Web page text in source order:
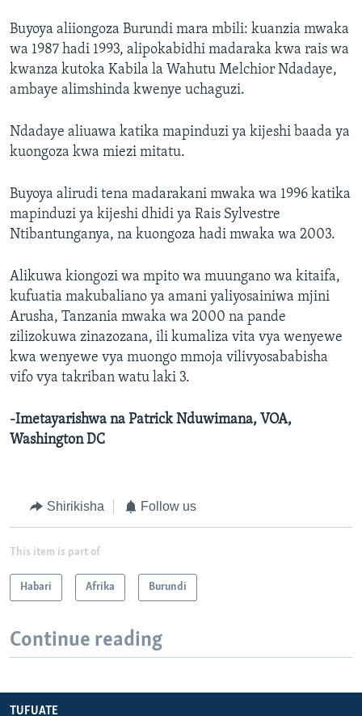
Buyoya aliiongoza Burundi mara mbili: kuanzia mwaka
wa 1987 hadi 1993, alipokabidhi madaraka kwa rais wa
kwanza kutoka Kabila la Wahutu Melchior Ndadaye,
ambaye alimshinda kwenye uchaguzi.
Ndadaye aliuawa katika mapinduzi ya kijeshi baada ya
kuongoza kwa miezi mitatu.
Buyoya alirudi tena madarakani mwaka wa 1996 katika
mapinduzi ya kijeshi dhidi ya Rais Sylvestre
Ntibantunganya, na kuongoza hadi mwaka wa 2003.
Alikuwa kiongozi wa mpito wa muungano wa kitaifa,
kufuatia makubaliano ya amani yaliyosainiwa mjini
Arusha, Tanzania mwaka wa 2000 na pande
zilizokuwa zinazozana, ili kumaliza vita vya wenyewe
kwa wenyewe vya muongo mmoja vilivyosababisha
vifo vya takriban watu laki 3.
-Imetayarishwa na Patrick Nduwimana, VOA,
Washington DC
Shirikisha Follow us
This item is part of
Habari Afrika Burundi
Continue reading
TUFUATE